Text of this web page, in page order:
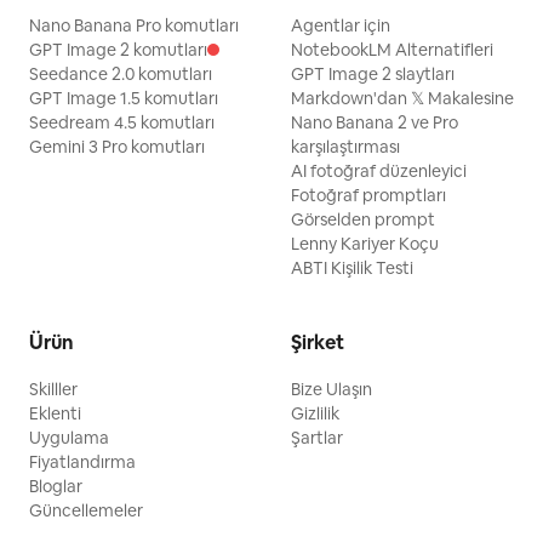
Nano Banana Pro komutları
GPT Image 2 komutları
Seedance 2.0 komutları
GPT Image 1.5 komutları
Seedream 4.5 komutları
Gemini 3 Pro komutları
Agentlar için
NotebookLM Alternatifleri
GPT Image 2 slaytları
Markdown'dan 𝕏 Makalesine
Nano Banana 2 ve Pro
karşılaştırması
AI fotoğraf düzenleyici
Fotoğraf promptları
Görselden prompt
Lenny Kariyer Koçu
ABTI Kişilik Testi
Ürün
Skilller
Eklenti
Uygulama
Fiyatlandırma
Bloglar
Güncellemeler
Şirket
Bize Ulaşın
Gizlilik
Şartlar